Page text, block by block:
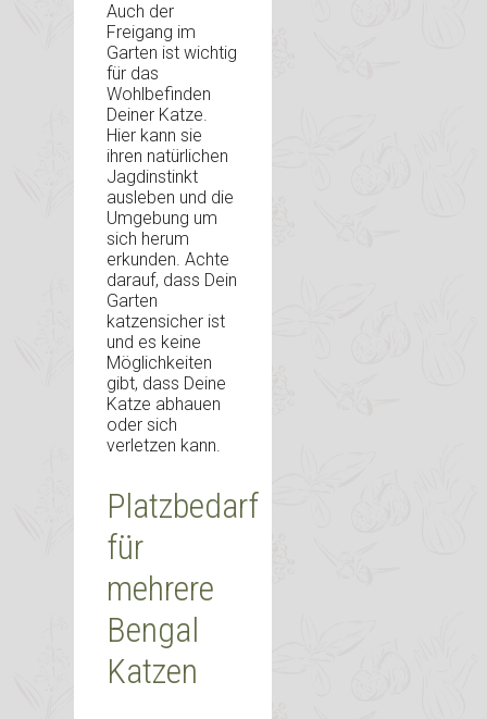
Auch der
Freigang im
Garten ist wichtig
für das
Wohlbefinden
Deiner Katze.
Hier kann sie
ihren natürlichen
Jagdinstinkt
ausleben und die
Umgebung um
sich herum
erkunden. Achte
darauf, dass Dein
Garten
katzensicher ist
und es keine
Möglichkeiten
gibt, dass Deine
Katze abhauen
oder sich
verletzen kann.
Platzbedarf
für
mehrere
Bengal
Katzen